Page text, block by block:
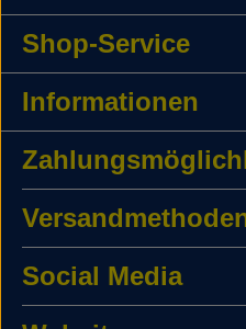
Shop-Service
Informationen
Social Media